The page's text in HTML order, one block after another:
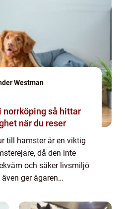
Westman
så hittar
när du reser
till hamster är en viktig
då den inte
och säker livsmiljö
ger ägaren
och utforsknin...